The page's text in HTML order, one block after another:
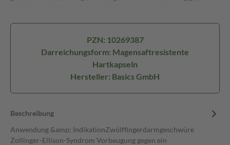
PZN: 10269387
Darreichungsform: Magensaftresistente
Hartkapseln
Hersteller: Basics GmbH
Beschreibung
Anwendung &amp; IndikationZwölffingerdarmgeschwüre
Zollinger-Ellison-Syndrom Vorbeugung gegen ein